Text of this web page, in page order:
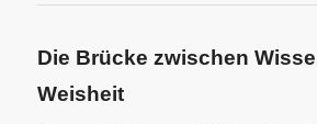
Die Brücke zwischen
Weisheit